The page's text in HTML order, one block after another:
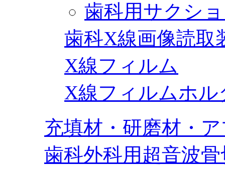
歯科用サクシ
歯科X線画像読取
X線フィルム
X線フィルムホル
充填材・研磨材・
歯科外科用超音波